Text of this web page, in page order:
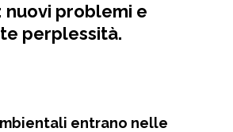
nuovi problemi e
perplessità.
entrano nelle